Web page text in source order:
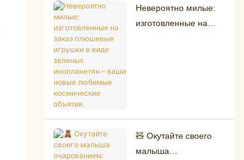
Невероятно милые:
изготовленные на
🧸 Окутайте своего
малыша